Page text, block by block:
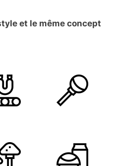
et le même concept